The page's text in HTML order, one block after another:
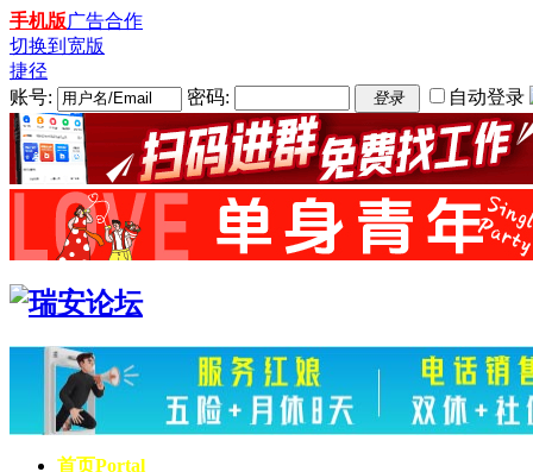
手机版广告合作
切换到宽版
捷径
账号:
密码: 登录 自动登录
首页Portal